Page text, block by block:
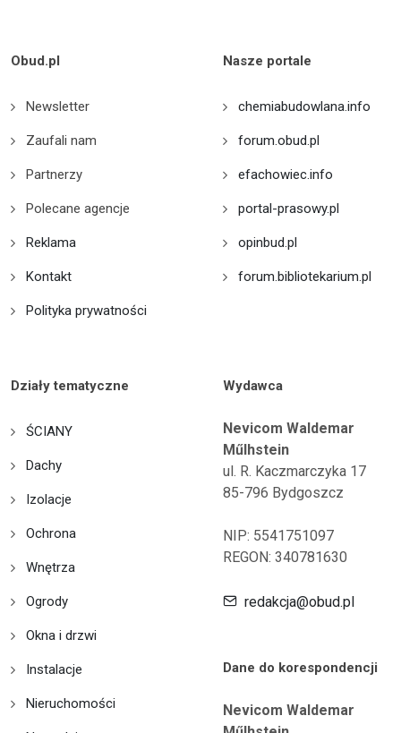
Obud.pl
Newsletter
Zaufali nam
Partnerzy
Polecane agencje
Reklama
Kontakt
Polityka prywatności
Nasze portale
chemiabudowlana.info
forum.obud.pl
efachowiec.info
portal-prasowy.pl
opinbud.pl
forum.bibliotekarium.pl
Działy tematyczne
ŚCIANY
Dachy
Izolacje
Ochrona
Wnętrza
Ogrody
Okna i drzwi
Instalacje
Nieruchomości
Wydawca
Nevicom Waldemar
Műlhstein
ul. R. Kaczmarczyka 17
85-796 Bydgoszcz
NIP: 5541751097
REGON: 340781630
redakcja@obud.pl
Dane do korespondencji
Nevicom Waldemar